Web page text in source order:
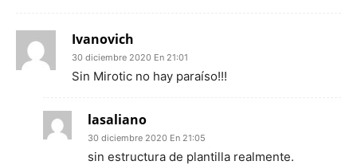
Ivanovich
30 diciembre 2020 En 21:01
Sin Mirotic no hay paraíso!!!
lasaliano
30 diciembre 2020 En 21:05
sin estructura de plantilla realmente.